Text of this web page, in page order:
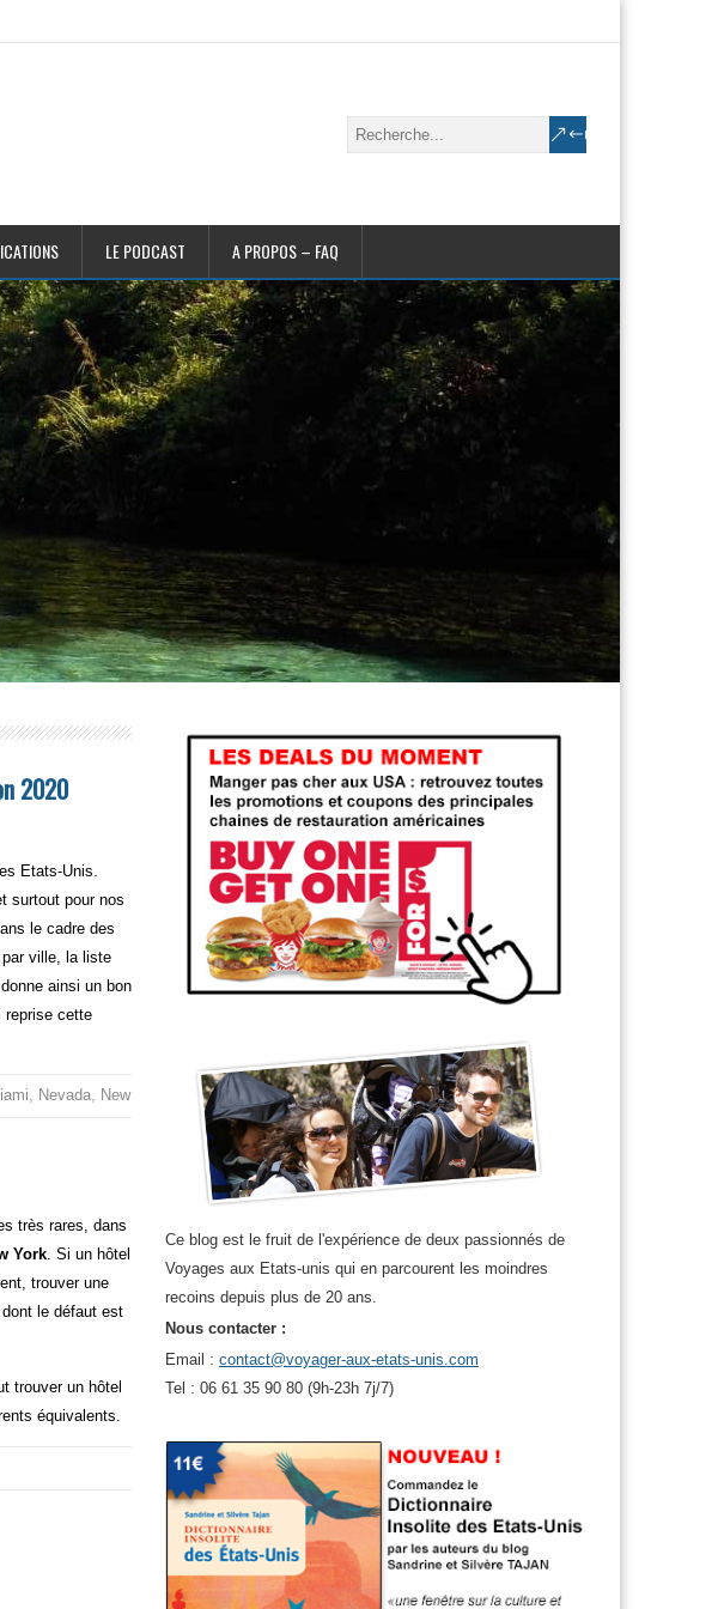
LE PODCAST A PROPOS – FAQ
2020
Etats-Unis.
surtout pour nos
le cadre des
ville, la liste
ainsi un bon
reprise cette
, Nevada, New York City ,Philadelphie,San Francisco,utah,Voyager en famille aux usa
très rares, dans
York. Si un hôtel
trouver une
le défaut est
trouver un hôtel
équivalents.
Ce blog est le fruit de l'expérience de deux passionnés de
Voyages aux Etats-unis qui en parcourent les moindres
recoins depuis plus de 20 ans.
Nous contacter :
Email : contact@voyager-aux-etats-unis.com
Tel : 06 61 35 90 80 (9h-23h 7j/7)